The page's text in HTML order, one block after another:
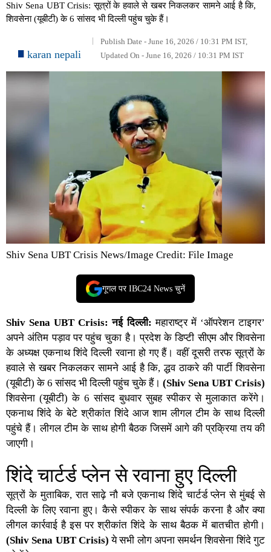
Shiv Sena UBT Crisis: सूत्रों के हवाले से खबर निकलकर सामने आई है कि,
शिवसेना (यूबीटी) के 6 सांसद भी दिल्ली पहुंच चुके हैं।
karan nepali
Publish Date - June 16, 2026 / 10:31 PM IST,
Updated On - June 16, 2026 / 10:31 PM IST
Shiv Sena UBT Crisis News/Image Credit: File Image
गूगल पर IBC24 News चुनें
Shiv Sena UBT Crisis: नई दिल्ली: महाराष्ट्र में ‘ऑपरेशन टाइगर’
अपने अंतिम पड़ाव पर पहुंच चुका है। प्रदेश के डिप्टी सीएम और शिवसेना
के अध्यक्ष एकनाथ शिंदे दिल्ली रवाना हो गए हैं। वहीं दूसरी तरफ सूत्रों के
हवाले से खबर निकलकर सामने आई है कि, द्धव ठाकरे की पार्टी शिवसेना
(यूबीटी) के 6 सांसद भी दिल्ली पहुंच चुके हैं। (Shiv Sena UBT Crisis)
शिवसेना (यूबीटी) के 6 सांसद बुधवार सुबह स्पीकर से मुलाकात करेंगे।
एकनाथ शिंदे के बेटे श्रीकांत शिंदे आज शाम लीगल टीम के साथ दिल्ली
पहुंचे हैं। लीगल टीम के साथ होगी बैठक जिसमें आगे की प्रक्रिया तय की
जाएगी।
शिंदे चार्टर्ड प्लेन से रवाना हुए दिल्ली
सूत्रों के मुताबिक, रात साढ़े नौ बजे एकनाथ शिंदे चार्टर्ड प्लेन से मुंबई से
दिल्ली के लिए रवाना हुए। कैसे स्पीकर के साथ संपर्क करना है और क्या
लीगल कार्रवाई है इस पर श्रीकांत शिंदे के साथ बैठक में बातचीत होगी।
(Shiv Sena UBT Crisis)ये सभी लोग अपना समर्थन शिवसेना शिंदे गुट